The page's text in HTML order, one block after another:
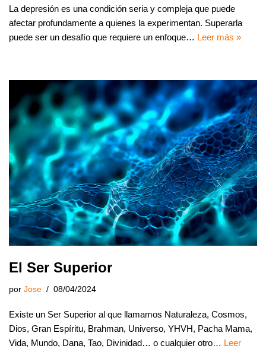
La depresión es una condición seria y compleja que puede
afectar profundamente a quienes la experimentan. Superarla
puede ser un desafío que requiere un enfoque… Leer más »
El Ser Superior
por Jose 08/04/2024
Existe un Ser Superior al que llamamos Naturaleza, Cosmos,
Dios, Gran Espíritu, Brahman, Universo, YHVH, Pacha Mama,
Vida, Mundo, Dana, Tao, Divinidad… o cualquier otro… Leer